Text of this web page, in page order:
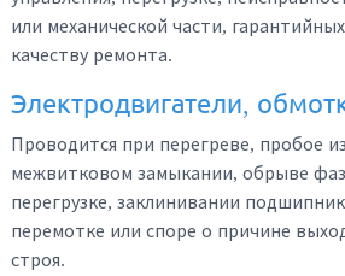
или механической части,
качеству ремонта.
Электродвигатели,
Проводится при перегреве, пробое
межвитковом замыкании, обрыве
перегрузке, заклинивании
перемотке или споре о причине
строя.